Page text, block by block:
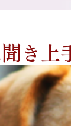
き上